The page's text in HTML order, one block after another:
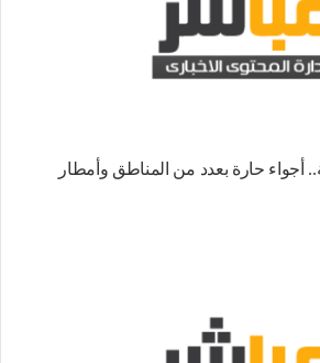
أجواء حارة بعدد من المناطق وأمطار